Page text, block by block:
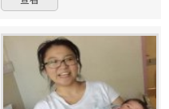
儿在新西兰读书，二孩政策放开以